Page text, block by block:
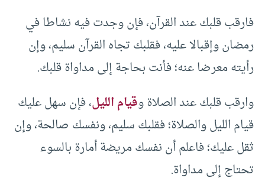
فارقب قلبك عند القرآن، فإن وجدت فيه نشاطا في
رمضان وإقبالا عليه، فقلبك تجاه القرآن سليم، وإن
رأيته معرضا عنه؛ فأنت بحاجة إلى مداواة قلبك.
وارقب قلبك عند الصلاة وقيام الليل، فإن سهل عليك
قيام الليل والصلاة؛ فقلبك سليم، ونفسك صالحة، وإن
ثقل عليك؛ فاعلم أن نفسك مريضة أمارة بالسوء
تحتاج إلى مداواة.